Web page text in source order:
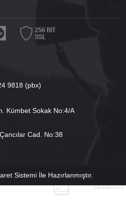
9818 (pbx)
Kümbet Sokak No:4/A
Cad. No:38
Sistemiİle Hazırlanmıştır.